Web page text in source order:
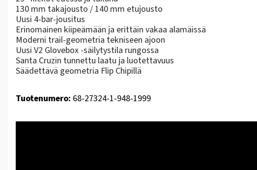
130 mm takajousto / 140 mm etujousto
Uusi 4-bar-jousitus
Erinomainen kiipeämään ja erittäin vakaa alamäissä
Moderni trail-geometria tekniseen ajoon
Uusi V2 Glovebox -säilytystila rungossa
Santa Cruzin tunnettu laatu ja luotettavuus
Säädettävä geometria Flip Chipillä
Tuotenumero: 68-27324-1-948-1999